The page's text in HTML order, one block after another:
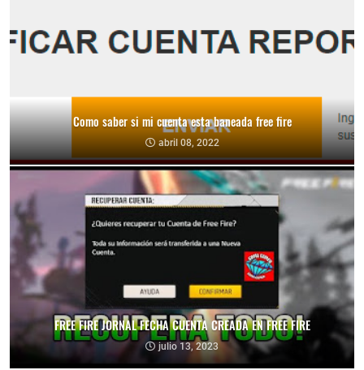
Como saber si mi cuenta esta baneada free fire
abril 08, 2022
FREE FIRE JORNAL FECHA CUENTA CREADA EN FREE FIRE
julio 13, 2023